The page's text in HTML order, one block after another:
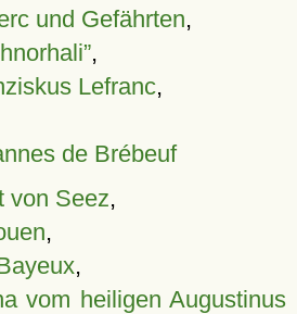
und Gefährten,
,
Lefranc,
de Brébeuf
von Seez,
,
,
vom heiligen Augustinus